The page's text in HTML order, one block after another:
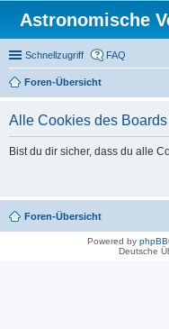
Astronomische
Schnellzugriff FAQ
Foren-Übersicht
Alle Cookies des
Bist du dir sicher, dass du alle
Foren-Übersicht
Powered by phpBB
Deutsche